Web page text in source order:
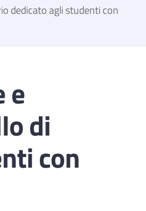
dedicato agli studenti con
e
di
con